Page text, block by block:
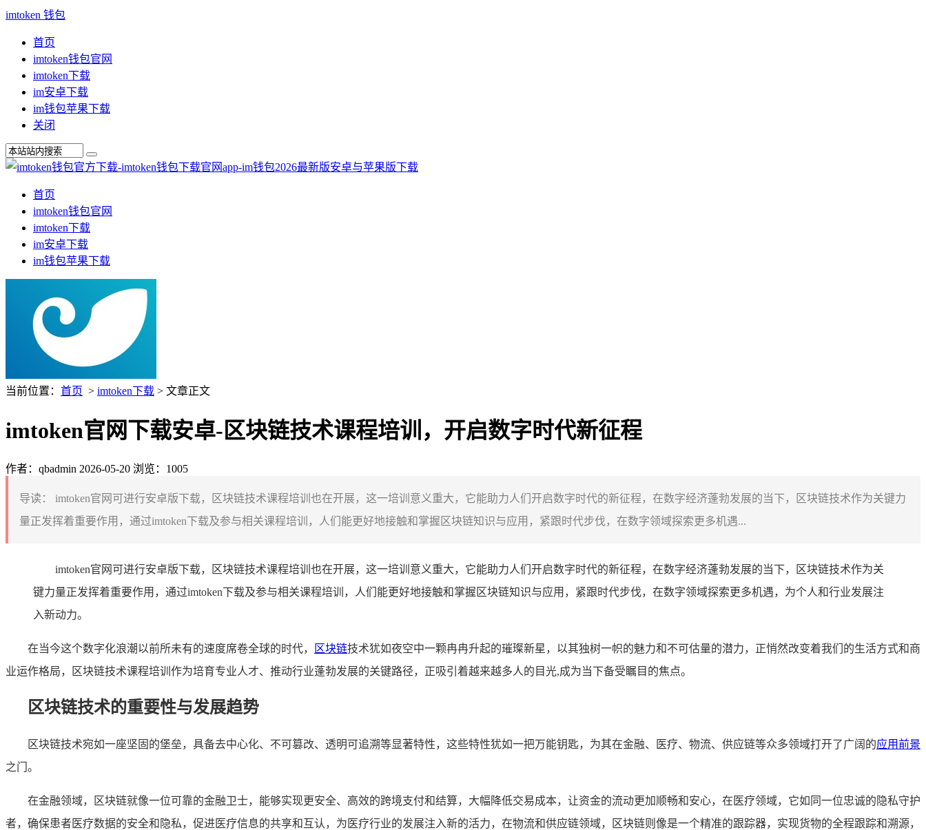
imtoken 钱包
首页
imtoken钱包官网
imtoken下载
im安卓下载
im钱包苹果下载
关闭
首页
imtoken钱包官网
imtoken下载
im安卓下载
im钱包苹果下载
当前位置： 首页 > imtoken下载 > 文章正文
imtoken官网下载安卓-区块链技术课程培训，开启数字时代新征程
作者：qbadmin 2026-05-20 浏览：1005
导读：
imtoken官网可进行安卓版下载，区块链技术课程培训也在开展，这一培训意义重大，它能助力人们开启数字时代的新征程，在数字经济蓬勃发展的当下，区块链技术作为关键力
量正发挥着重要作用，通过imtoken下载及参与相关课程培训，人们能更好地接触和掌握区块链知识与应用，紧跟时代步伐，在数字领域探索更多机遇...
imtoken官网可进行安卓版下载，区块链技术课程培训也在开展，这一培训意义重大，它能助力人们开启数字时代的新征程，在数字经济蓬勃发展的当下，区块链技术作为关
键力量正发挥着重要作用，通过imtoken下载及参与相关课程培训，人们能更好地接触和掌握区块链知识与应用，紧跟时代步伐，在数字领域探索更多机遇，为个人和行业发展注
入新动力。
在当今这个数字化浪潮以前所未有的速度席卷全球的时代， 区块链技术犹如夜空中一颗冉冉升起的璀璨新星，以其独树一帜的魅力和不可估量的潜力，正悄然改变着我们的生活方式和商
业运作格局，区块链技术课程培训作为培育专业人才、推动行业蓬勃发展的关键路径，正吸引着越来越多人的目光,成为当下备受瞩目的焦点。
区块链技术的重要性与发展趋势
区块链技术宛如一座坚固的堡垒，具备去中心化、不可篡改、透明可追溯等显著特性，这些特性犹如一把万能钥匙，为其在金融、医疗、物流、供应链等众多领域打开了广阔的应用前景
之门。
在金融领域，区块链就像一位可靠的金融卫士，能够实现更安全、高效的跨境支付和结算，大幅降低交易成本，让资金的流动更加顺畅和安心，在医疗领域，它如同一位忠诚的隐私守护
者，确保患者医疗数据的安全和隐私，促进医疗信息的共享和互认，为医疗行业的发展注入新的活力，在物流和供应链领域，区块链则像是一个精准的跟踪器，实现货物的全程跟踪和溯源，